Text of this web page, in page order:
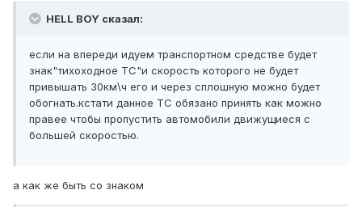
HELL BOY сказал:
если на впереди идуем транспортном средстве будет
знак"тихоходное ТС"и скорость которого не будет
привышать 30км\ч его и через сплошную можно будет
обогнать.кстати данное ТС обязано принять как можно
правее чтобы пропустить автомобили движущиеся с
большей скоростью.
а как же быть со знаком